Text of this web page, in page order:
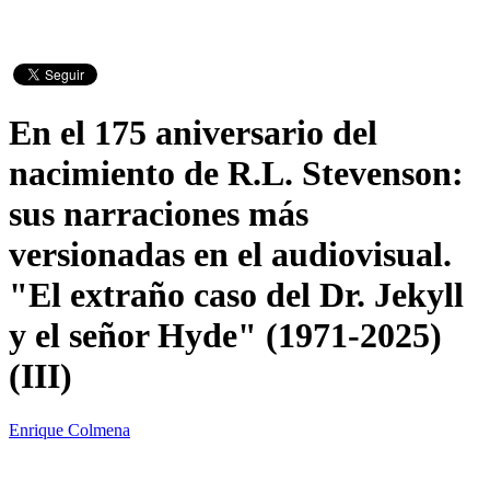
En el 175 aniversario del
nacimiento de R.L. Stevenson:
sus narraciones más
versionadas en el audiovisual.
"El extraño caso del Dr. Jekyll
y el señor Hyde" (1971-2025)
(III)
Enrique Colmena